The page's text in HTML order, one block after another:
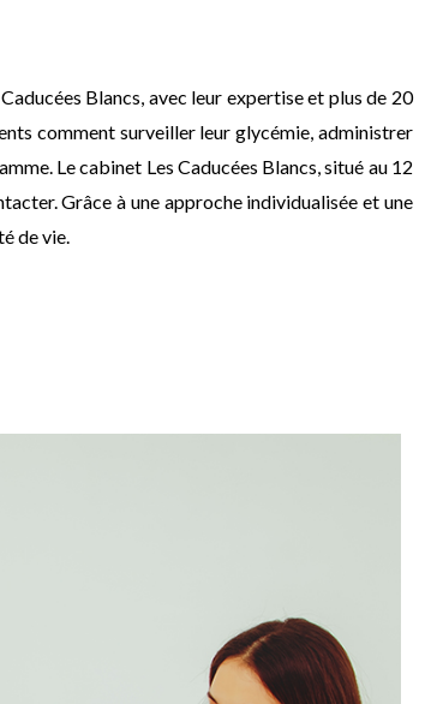
Blancs, avec leur expertise et plus de 20
comment surveiller leur glycémie, administrer
Le cabinet Les Caducées Blancs, situé au 12
Grâce à une approche individualisée et une
de vie.